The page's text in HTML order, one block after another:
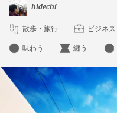
hidechi
散歩・旅行 ビジネス
味わう 纏う